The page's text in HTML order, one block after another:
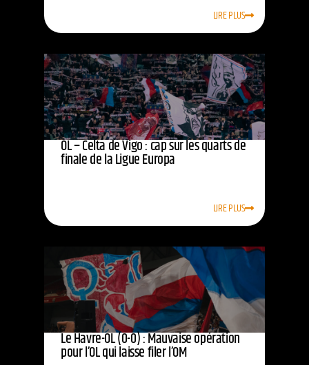
LIRE PLUS
OL – Celta de Vigo : cap sur les quarts de
finale de la Ligue Europa
LIRE PLUS
Le Havre-OL (0-0) : Mauvaise opération
pour l’OL qui laisse filer l’OM